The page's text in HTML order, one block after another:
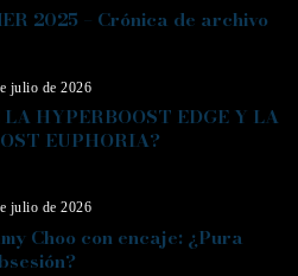
2025 – Crónica de archivo
09
julio de 2026
HYPERBOOST EDGE Y LA
EUPHORIA?
julio de 2026
Choo con encaje: ¿Pura